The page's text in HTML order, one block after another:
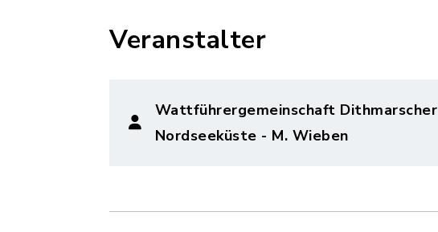
Veranstalter
Wattführergemeinschaft Dithmarscher
Nordseeküste - M. Wieben